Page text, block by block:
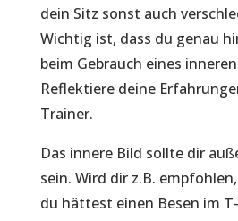
dein Sitz sonst auch
Wichtig ist, dass du genau
beim Gebrauch eines
Reflektiere deine
Trainer.
Das innere Bild sollte dir
sein. Wird dir z.B.
du hättest einen Besen im